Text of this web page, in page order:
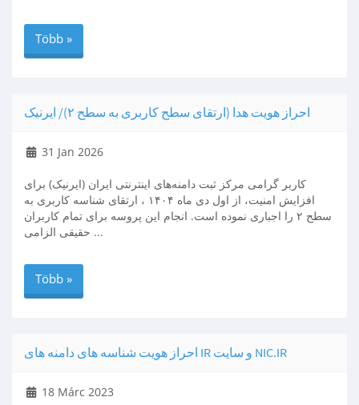
Több »
احراز هویت هدا (ارتقای سطح کاربری به سطح ۲)/ ایرنیک
31 Jan 2026
کاربر گرامی مرکز ثبت دامنه‌های اینترنتی ایران (ایرنیک) برای
افزایش امنیت، از اول دی‌ ماه ۱۴۰۴ ، ارتقای شناسه کاربری به
سطح ۲ را اجباری نموده است. انجام این پروسه برای تمام کاربران
حقیقی الزامی ...
Több »
احراز هویت شناسه های دامنه های IR و سایت NIC.IR
18 Márc 2023